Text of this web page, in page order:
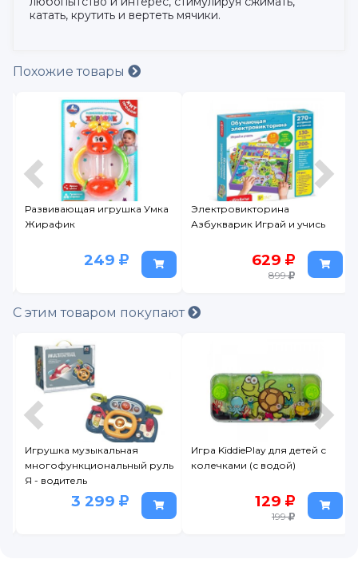
катать, крутить и вертеть мячики.
Похожие товары
игрушка Умка
Электровикторина
Азбукварик Играй и учись
Кубики
Азбукварик
кубики (5 шт.))
С этим товаром покупают
Игрушка музыкальная
многофункциональный руль
Я - водитель
3 299
Игра KiddiePlay для детей с
колечками (с водой)
129
199